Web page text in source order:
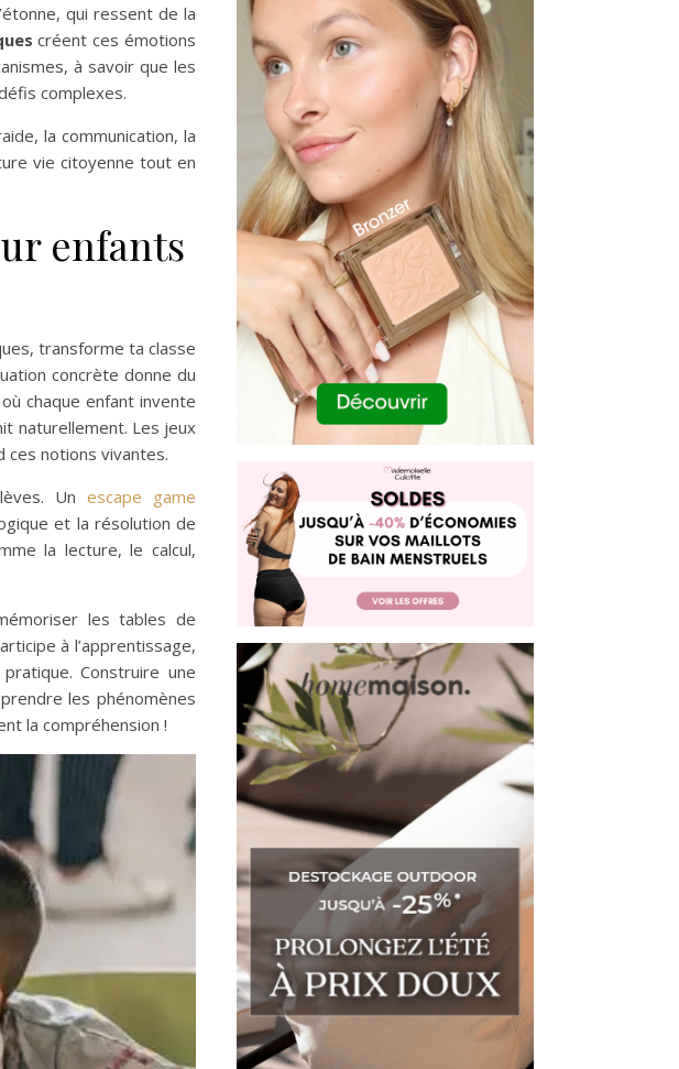
qui ressent de la
créent ces émotions
à savoir que les
complexes.
la communication, la
vie citoyenne tout en
enfants
transforme ta classe
concrète donne du
chaque enfant invente
naturellement. Les jeux
ces notions vivantes.
Un escape game
et la résolution de
la lecture, le calcul,
les tables de
à l’apprentissage,
Construire une
les phénomènes
la compréhension !